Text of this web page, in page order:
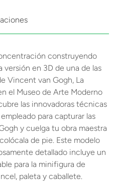
construyendo
versión en 3D de una de las
Vincent van Gogh, La
el Museo de Arte Moderno
las innovadoras técnicas
para capturar las
y cuelga tu obra maestra
de pie. Este modelo
detallado incluye un
para la minifigura de
paleta y caballete.